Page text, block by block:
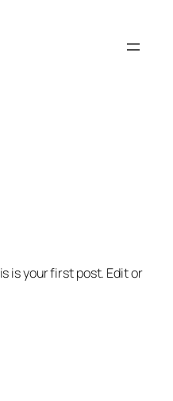
is your first post. Edit or